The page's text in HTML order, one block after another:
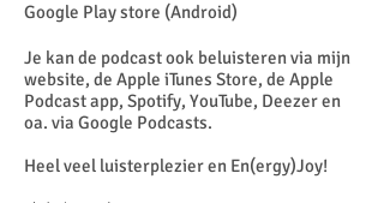
Google Play store (Android)
Je kan de podcast ook beluisteren via mijn
website, de Apple iTunes Store, de Apple
Podcast app, Spotify, YouTube, Deezer en
oa. via Google Podcasts.
Heel veel luisterplezier en En(ergy)Joy!